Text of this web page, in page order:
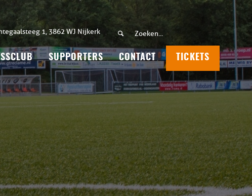
1, 3862 WJ Nijkerk
SUPPORTERS CONTACT TICKETS